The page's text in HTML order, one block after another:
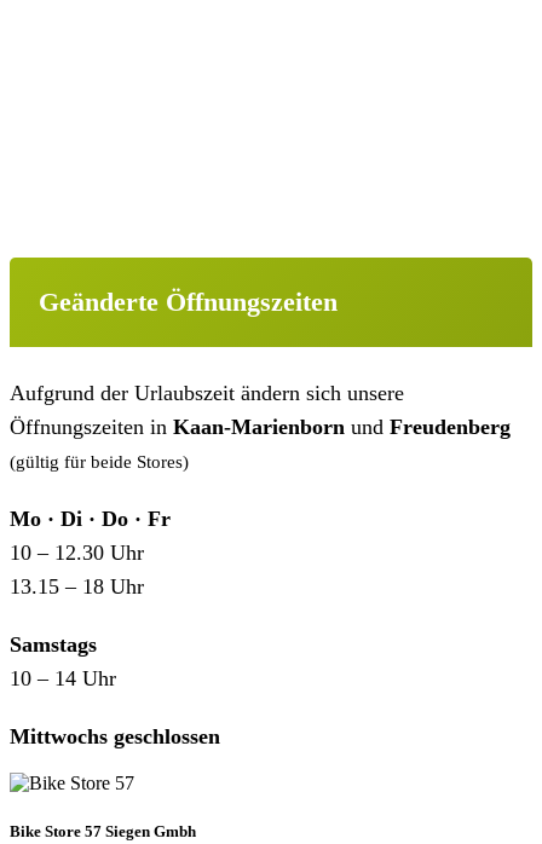
Geänderte Öffnungszeiten
Aufgrund der Urlaubszeit ändern sich unsere
Öffnungszeiten in Kaan-Marienborn und Freudenberg
(gültig für beide Stores)
Mo · Di · Do · Fr
10 – 12.30 Uhr
13.15 – 18 Uhr
Samstags
10 – 14 Uhr
Mittwochs geschlossen
Bike Store 57 Siegen Gmbh